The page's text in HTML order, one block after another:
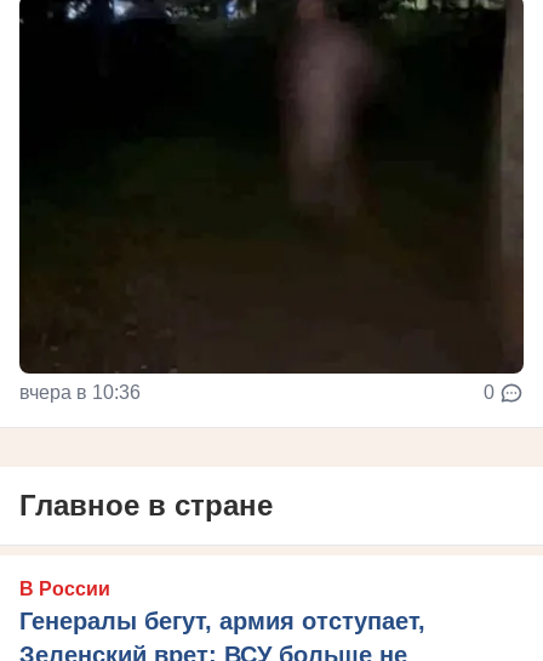
вчера в 10:36 0
Главное в стране
В России
Генералы бегут, армия отступает,
Зеленский врет: ВСУ больше не